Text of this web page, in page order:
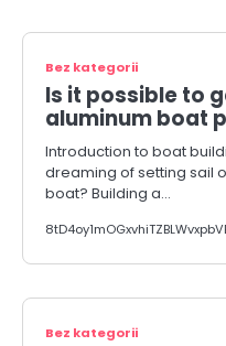
Bez kategorii
Is it possible to
aluminum boat
Introduction to boat
dreaming of setting sail
boat? Building a…
Bez kategorii